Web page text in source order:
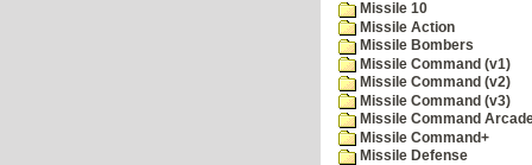
Missile 10
Missile Action
Missile Bombers
Missile Command (v1)
Missile Command (v2)
Missile Command (v3)
Missile Command
Missile Command+
Missile Defense